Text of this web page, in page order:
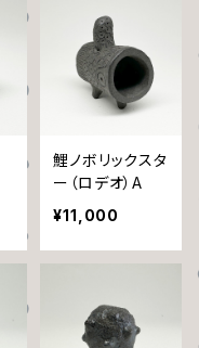
鯉ノボリックスタ
ー（ロデオ）A
¥11,000